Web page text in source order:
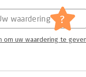
waardering ?
om uw waardering te